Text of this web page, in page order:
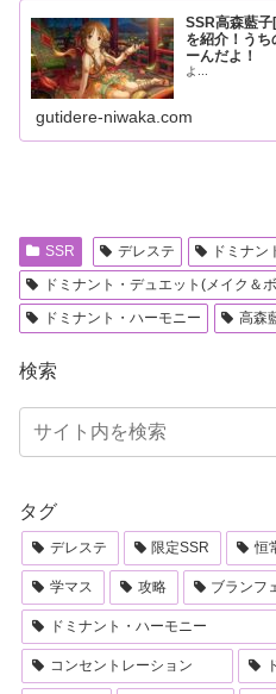
SSR高森藍
を紹介！う
ーんだよ！
よ...
gutidere-niwaka.com
SSR デレステ
ドミナン
ドミナント・デュエット(メイク＆
ドミナント・ハーモニー
高森
検索
タグ
デレステ 限定SSR 恒
学マス 攻略 ブランフ
ドミナント・ハーモニー
コンセントレーション